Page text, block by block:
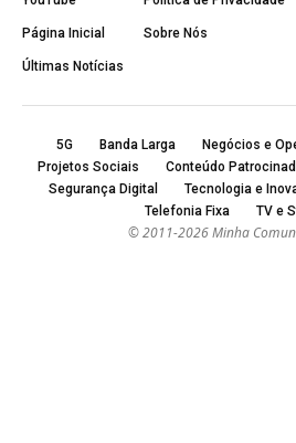
Página Inicial
Últimas Notícias
Sobre Nós
5G Banda Larga Negócios e
Projetos Sociais
Conteúdo
Segurança Digital
Tecnologia e
Telefonia Fixa
TV e
© 2011-2026 Minha